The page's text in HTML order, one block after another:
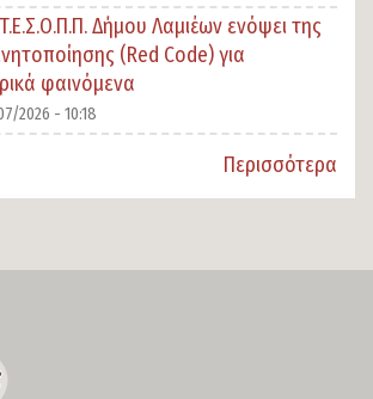
Δήμου Λαμιέων ενόψει της
(Red Code) για
φαινόμενα
2026 - 10:18
Περισσότερα